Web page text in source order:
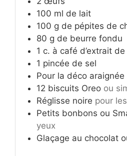
100 ml de lait
100 g de pépites de
80 g de beurre fondu
1 c. à café d’extrait
1 pincée de sel
Pour la déco araignée
12 biscuits Oreo ou
Réglisse noire pour
Petits bonbons ou
yeux
Glaçage au chocolat